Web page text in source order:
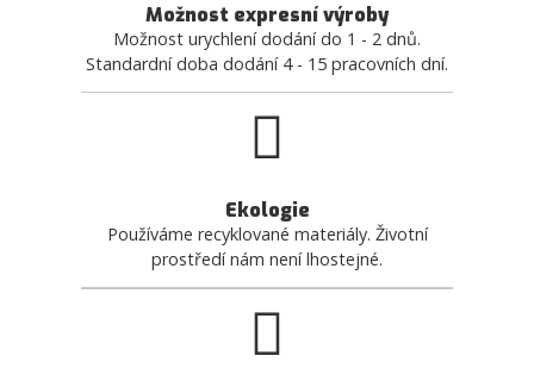
Možnost expresní výroby
Možnost urychlení dodání do 1 - 2 dnů.
Standardní doba dodání 4 - 15 pracovních dní.
Ekologie
Používáme recyklované materiály. Životní
prostředí nám není lhostejné.